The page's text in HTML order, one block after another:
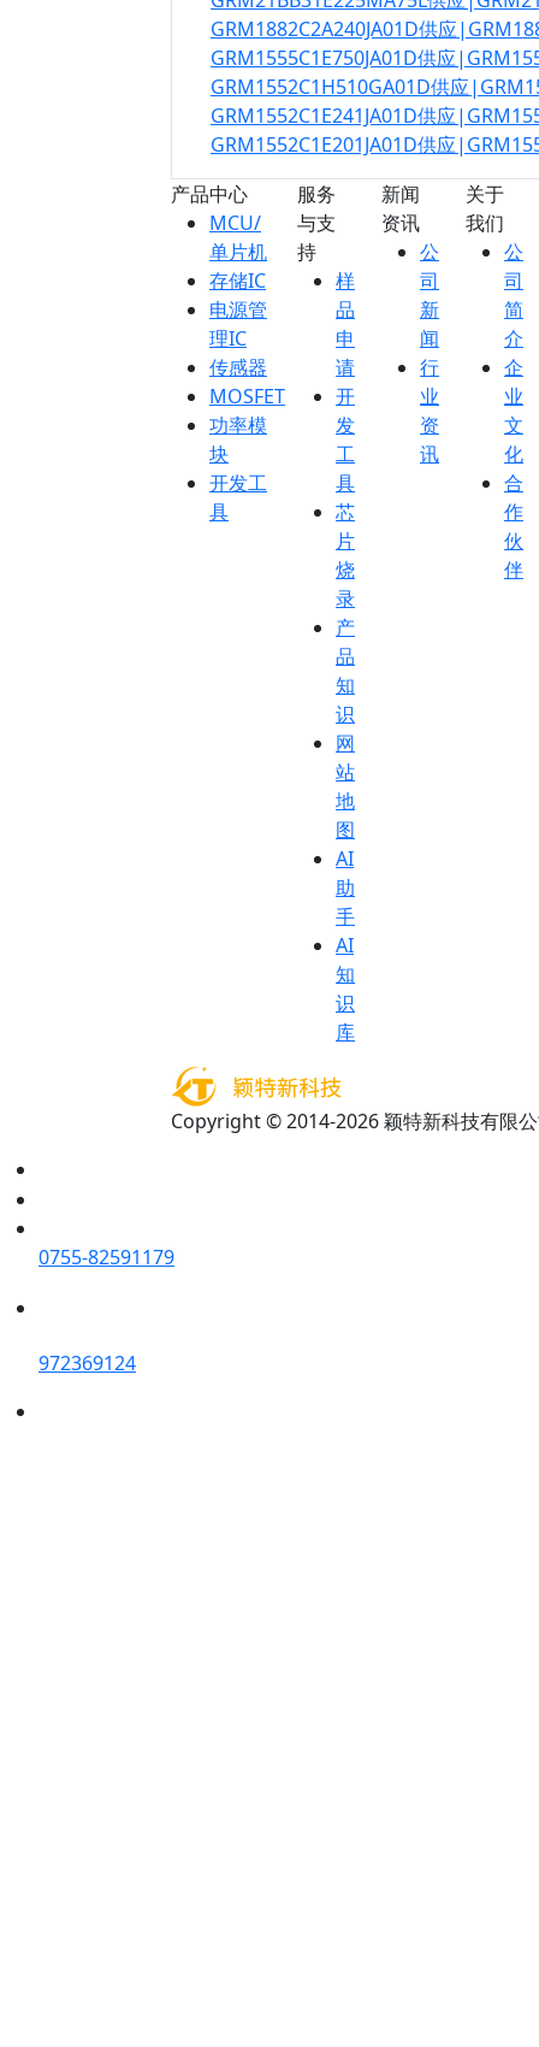
GRM1882C2A240JA01D供应
GRM1555C1E750JA01D供应
GRM1552C1H510GA01D供应
GRM1552C1E241JA01D供应
GRM1552C1E201JA01D供应
产品中心
MCU/
单片机
存储IC
电源管
理IC
传感器
MOSFET
功率模
块
开发工
具
服务
与支
持
样
品
申
请
开
发
工
具
芯
片
烧
录
产
品
知
识
网
站
地
图
AI
助
手
AI
知
识
库
新闻
资讯
公
司
新
闻
行
业
资
讯
关于
我们
公
司
简
介
企
业
文
化
合
作
伙
伴
Copyright © 2014-2026 颖特新科技有限
0755-82591179
972369124